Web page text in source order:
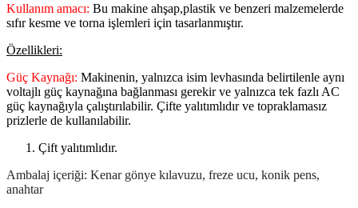
Kullanım amacı: Bu makine ahşap,plastik ve benzeri malzemelerde
sıfır kesme ve torna işlemleri için tasarlanmıştır.
Özellikleri:
Güç Kaynağı: Makinenin, yalnızca isim levhasında belirtilenle aynı
voltajlı güç kaynağına bağlanması gerekir ve yalnızca tek fazlı AC
güç kaynağıyla çalıştırılabilir. Çifte yalıtımlıdır ve topraklamasız
prizlerle de kullanılabilir.
Çift yalıtımlıdır.
Ambalaj içeriği: Kenar gönye kılavuzu, freze ucu, konik pens,
anahtar